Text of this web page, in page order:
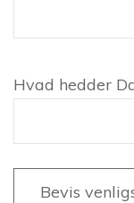
Hvad hedder
Please leave
Bevis